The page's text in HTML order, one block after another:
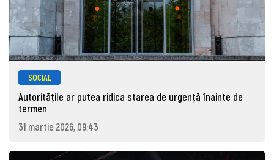
SOCIAL
Autoritățile ar putea ridica starea de urgență înainte de
termen
31 martie 2026, 09:43